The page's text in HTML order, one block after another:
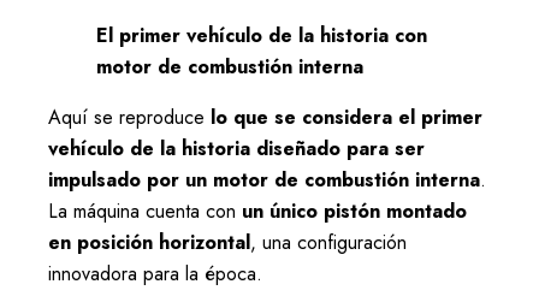
El primer vehículo de la historia con
motor de combustión interna
Aquí se reproduce lo que se considera el primer
vehículo de la historia diseñado para ser
impulsado por un motor de combustión interna.
La máquina cuenta con un único pistón montado
en posición horizontal, una configuración
innovadora para la época.